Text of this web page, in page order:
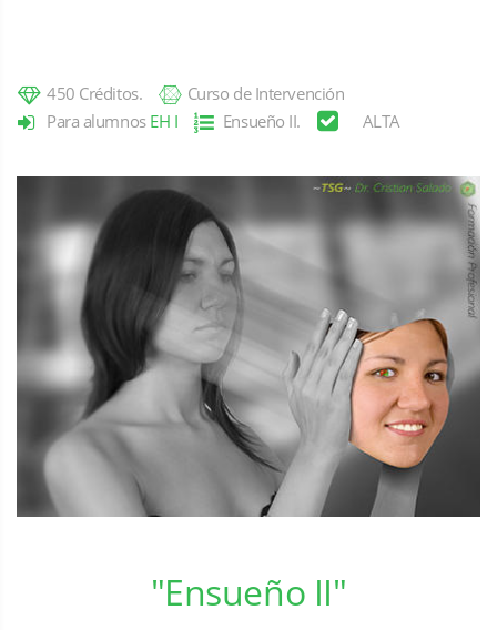
450 Créditos.
Curso de Intervención
Para alumnos EH I Ensueño II. ALTA
"Ensueño II"